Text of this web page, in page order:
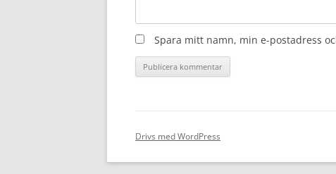
Spara mitt namn, min e-postadress
Drivs med WordPress